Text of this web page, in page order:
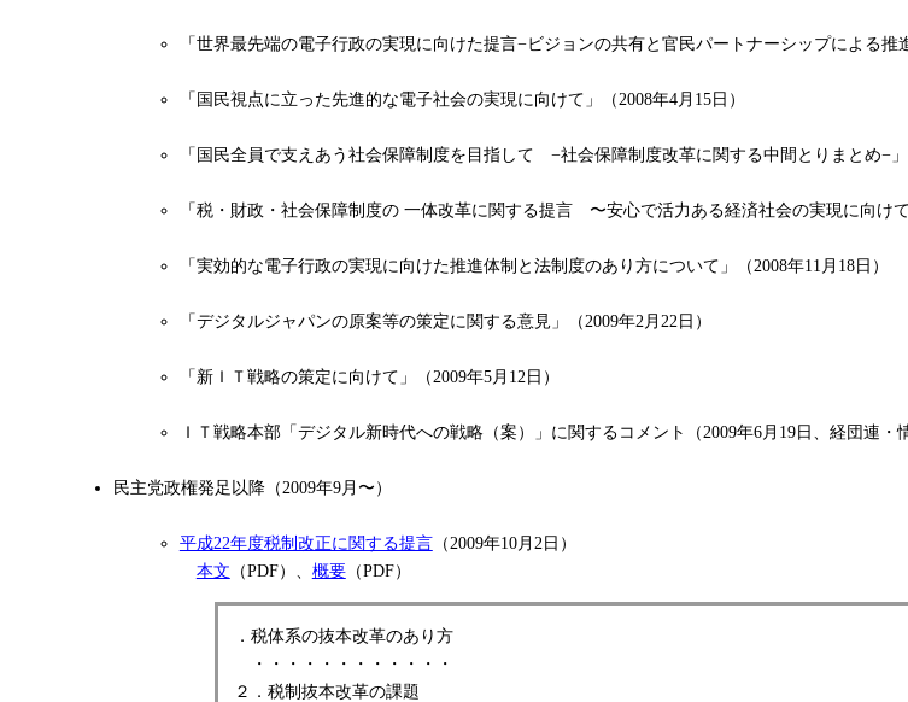
「世界最先端の電子行政の実現に向けた提言−ビジョンの共有と官民パートナーシップによる推
「国民視点に立った先進的な電子社会の実現に向けて」（2008年4月15日）
「国民全員で支えあう社会保障制度を目指して −社会保障制度改革に関する中間とりまとめ−」
「税・財政・社会保障制度の 一体改革に関する提言 〜安心で活力ある経済社会の実現に向けて
「実効的な電子行政の実現に向けた推進体制と法制度のあり方について」（2008年11月18日）
「デジタルジャパンの原案等の策定に関する意見」（2009年2月22日）
「新ＩＴ戦略の策定に向けて」（2009年5月12日）
ＩＴ戦略本部「デジタル新時代への戦略（案）」に関するコメント（2009年6月19日、経団連・
民主党政権発足以降（2009年9月〜）
平成22年度税制改正に関する提言（2009年10月2日）
本文 （PDF）、 概要（PDF）
．税体系の抜本改革のあり方
・・・・・・・・・・・・
２．税制抜本改革の課題